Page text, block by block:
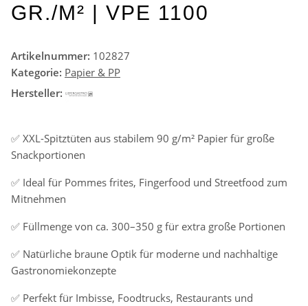
GR./M² | VPE 1100
Artikelnummer: 102827
Kategorie: Papier & PP
Hersteller:
✅ XXL-Spitztüten aus stabilem 90 g/m² Papier für große
Snackportionen
✅ Ideal für Pommes frites, Fingerfood und Streetfood zum
Mitnehmen
✅ Füllmenge von ca. 300–350 g für extra große Portionen
✅ Natürliche braune Optik für moderne und nachhaltige
Gastronomiekonzepte
✅ Perfekt für Imbisse, Foodtrucks, Restaurants und